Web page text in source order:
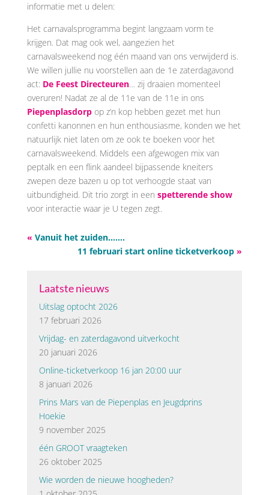
informatie met u delen:
Het carnavalsprogramma begint langzaam vorm te
krijgen. Dat mag ook wel, aangezien het
carnavalsweekend nog één maand van ons verwijderd is.
We willen jullie nu voorstellen aan de 1e zaterdagavond
act: De Feest Directeuren… zij draaien momenteel
overuren! Nadat ze al de 11e van de 11e in ons
Piepenplasdorpop z’n kop hebben gezet met hun
confetti kanonnen en hun enthousiasme, konden we het
natuurlijk niet laten om ze ook te boeken voor het
carnavalsweekend. Middels een afgewogen mix van
peptalk en een flink aandeel bijpassende kneiters
zwepen deze bazen u op tot verhoogde staat van
uitbundigheid. Dit trio zorgt in een spetterende show
voor interactie waar je U tegen zegt.
« Vanuit het zuiden…….
11 februari start online ticketverkoop »
Laatste nieuws
Uitslag optocht 2026
17 februari 2026
Vrijdag- en zaterdagavond uitverkocht
20 januari 2026
Online-ticketverkoop 16 jan 20:00 uur
8 januari 2026
Prins Mars van de Piepenplas en Jeugdprins
Hoekie
9 november 2025
één GROOT vraagteken
26 oktober 2025
Wie worden de nieuwe hoogheden?